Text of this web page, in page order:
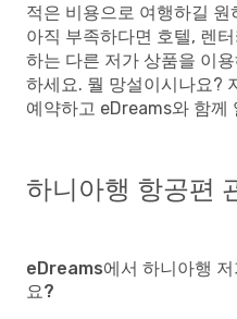
적은 비용으로 여행하길 원
아직 부족하다면 호텔, 렌
하는 다른 저가 상품을 이
하세요. 뭘 망설이시나요?
예약하고 eDreams와 함께
하니아행 항공편
eDreams에서 하니아행
요?